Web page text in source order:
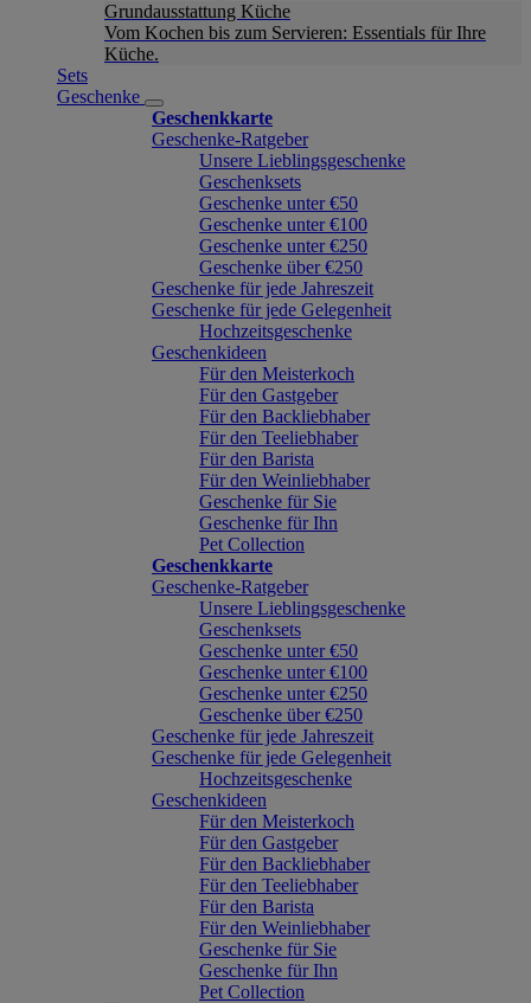
Grundausstattung Küche
Vom Kochen bis zum Servieren: Essentials für Ihre
Küche.
Sets
Geschenke
Geschenkkarte
Geschenke-Ratgeber
Unsere Lieblingsgeschenke
Geschenksets
Geschenke unter €50
Geschenke unter €100
Geschenke unter €250
Geschenke über €250
Geschenke für jede Jahreszeit
Geschenke für jede Gelegenheit
Hochzeitsgeschenke
Geschenkideen
Für den Meisterkoch
Für den Gastgeber
Für den Backliebhaber
Für den Teeliebhaber
Für den Barista
Für den Weinliebhaber
Geschenke für Sie
Geschenke für Ihn
Pet Collection
Geschenkkarte
Geschenke-Ratgeber
Unsere Lieblingsgeschenke
Geschenksets
Geschenke unter €50
Geschenke unter €100
Geschenke unter €250
Geschenke über €250
Geschenke für jede Jahreszeit
Geschenke für jede Gelegenheit
Hochzeitsgeschenke
Geschenkideen
Für den Meisterkoch
Für den Gastgeber
Für den Backliebhaber
Für den Teeliebhaber
Für den Barista
Für den Weinliebhaber
Geschenke für Sie
Geschenke für Ihn
Pet Collection